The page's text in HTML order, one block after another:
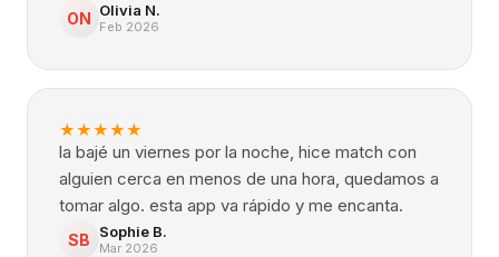
ON Olivia N.
Feb 2026
★★★★★
la bajé un viernes por la noche, hice match con
alguien cerca en menos de una hora, quedamos a
tomar algo. esta app va rápido y me encanta.
SB Sophie B.
Mar 2026